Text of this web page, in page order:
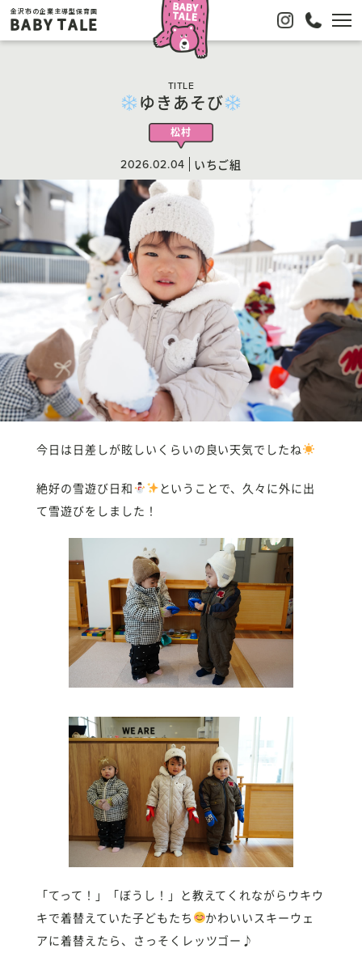
金沢市の企業主導型保育園
BABY TALE
TITLE
ゆきあそび
松村
2026.02.04 いちご組
今日は日差しが眩しいくらいの良い天気でしたね
絶好の雪遊び日和
ということで、久々に外に出
て雪遊びをしました！
「てって！」「ぼうし！」と教えてくれながらウキウ
キで着替えていた子どもたち
かわいいスキーウェ
アに着替えたら、さっそくレッツゴー♪